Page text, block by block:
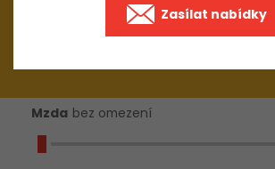
Mzda bez omezení
Zasílat nabídky